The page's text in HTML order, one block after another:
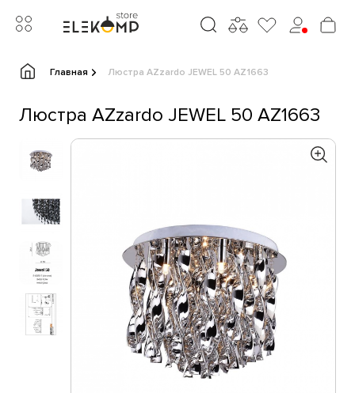
Главная Люстра AZzardo JEWEL 50 AZ1663
Люстра AZzardo JEWEL 50 AZ1663